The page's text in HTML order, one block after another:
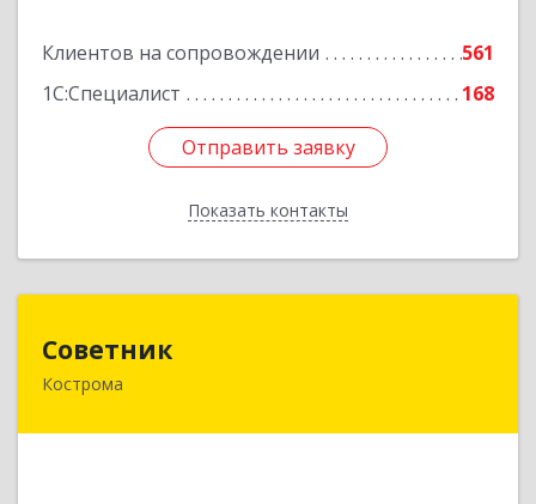
Клиентов на сопровождении
561
1С:Специалист
168
Отправить заявку
Показать контакты
Отправить заявку
Назад
Советник
Кострома
156000, Костромская обл, Кострома г, Ерохова